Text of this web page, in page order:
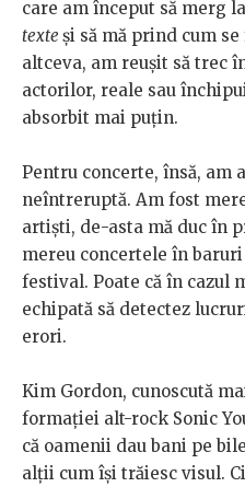
care am început să merg
texte și să mă prind cum
altceva, am reușit să trec
actorilor, reale sau
absorbit mai puțin.
Pentru concerte, însă, am
neîntreruptă. Am fost
artiști, de-asta mă duc în
mereu concertele în
festival. Poate că în cazul
echipată să detectez
erori.
Kim Gordon, cunoscută
formației alt-rock Sonic
că oamenii dau bani pe
alții cum își trăiesc visul.